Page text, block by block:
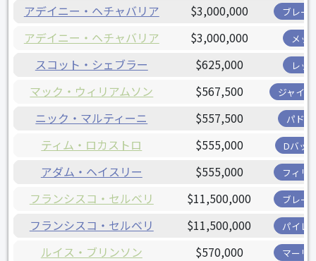
アデイニー・ヘチャバリア $3,000,000 ブレー
アデイニー・ヘチャバリア $3,000,000 メッ
スコット・シェブラー $625,000 レッ
マック・ウィリアムソン $567,500 ジャイ
ニック・マルティーニ $557,500 パド
ティム・ロカストロ $555,000 Dバッ
アダム・ヘイスリー $555,000 フィリ
フランシスコ・セルベリ $11,500,000 ブレー
フランシスコ・セルベリ $11,500,000 パイレ
ルイス・ブリンソン $570,000 マーリ